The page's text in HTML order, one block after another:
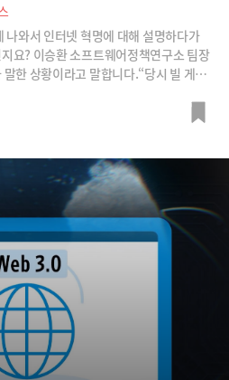
와서 인터넷 혁명에 대해 설명하다가
요? 이승환 소프트웨어정책연구소 팀장
한 상황이라고 말합니다.“당시 빌 게이
이츠는 아이디를 만들어 이메일을 보낼
까지 할 수 있다.”메타버스와 웹3.0이
이 동시다발적으로 일어나고 있다는 것
스는 다시 가속의 구간에 진입할 것”이라